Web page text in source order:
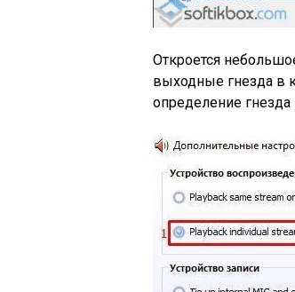
Откроется
выходные гнезда в
определение